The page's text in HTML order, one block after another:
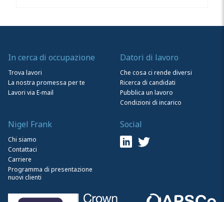
In cerca di occupazione
Trova lavori
La nostra promessa per te
Lavori via E-mail
Datori di lavoro
Che cosa ci rende diversi
Ricerca di candidati
Pubblica un lavoro
Condizioni di incarico
Nigel Frank
Chi siamo
Contattaci
Carriere
Programma di presentazione
nuovi clienti
Social